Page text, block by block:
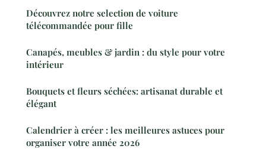
Découvrez notre selection de voiture
télécommandée pour fille
Canapés, meubles & jardin : du style pour votre
intérieur
Bouquets et fleurs séchées: artisanat durable et
élégant
Calendrier à créer : les meilleures astuces pour
organiser votre année 2026